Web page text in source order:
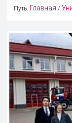
Путь: Главная /